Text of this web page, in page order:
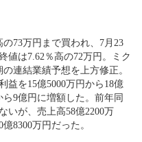
の73万円まで買われ、7月23
値は7.62％高の72万円。ミク
連結業績予想を上方修正。
益を15億5000万円から18億
9億円に増額した。前年同
いが、売上高58億2200万
8300万円だった。